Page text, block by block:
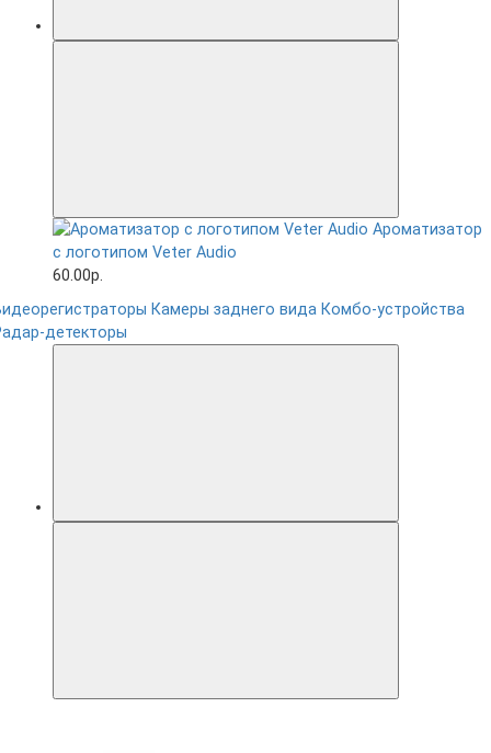
Ароматизатор
с логотипом Veter Audio
60.00р.
Камеры заднего вида Комбо-устройства
детекторы